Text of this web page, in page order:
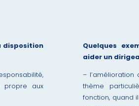
disposition
propre aux
Quelques
aider un
–
thème
fonction, quand